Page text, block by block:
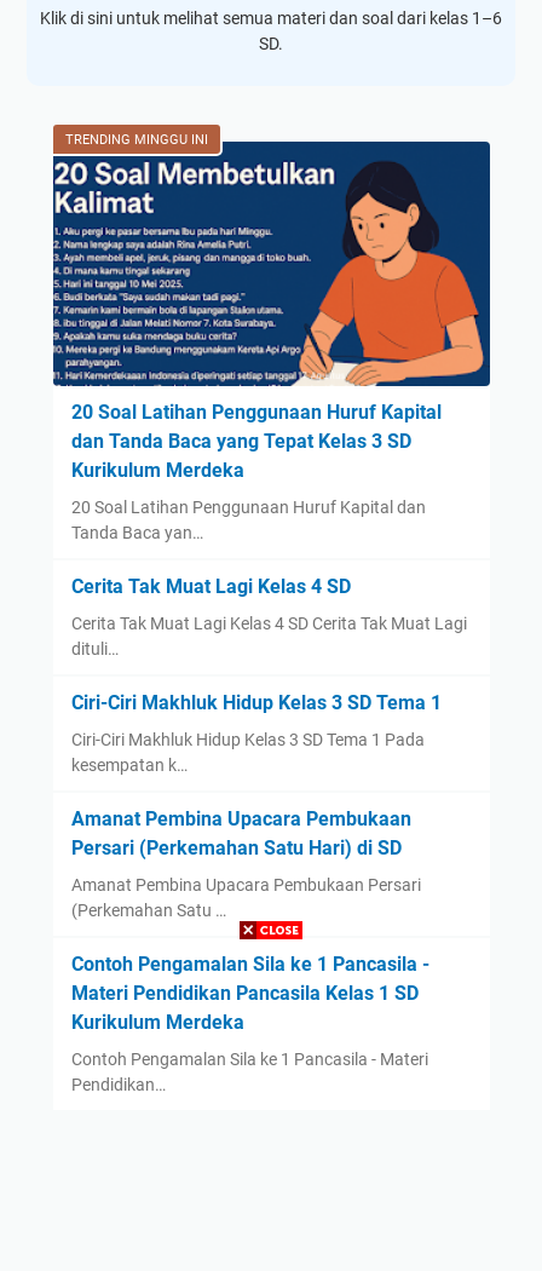
Klik di sini untuk melihat semua materi dan soal dari kelas 1–6
SD.
TRENDING MINGGU INI
20 Soal Latihan Penggunaan Huruf Kapital
dan Tanda Baca yang Tepat Kelas 3 SD
Kurikulum Merdeka
20 Soal Latihan Penggunaan Huruf Kapital dan
Tanda Baca yan…
Cerita Tak Muat Lagi Kelas 4 SD
Cerita Tak Muat Lagi Kelas 4 SD Cerita Tak Muat Lagi
dituli…
Ciri-Ciri Makhluk Hidup Kelas 3 SD Tema 1
Ciri-Ciri Makhluk Hidup Kelas 3 SD Tema 1 Pada
kesempatan k…
Amanat Pembina Upacara Pembukaan
Persari (Perkemahan Satu Hari) di SD
Amanat Pembina Upacara Pembukaan Persari
(Perkemahan Satu …
Contoh Pengamalan Sila ke 1 Pancasila -
Materi Pendidikan Pancasila Kelas 1 SD
Kurikulum Merdeka
Contoh Pengamalan Sila ke 1 Pancasila - Materi
Pendidikan…